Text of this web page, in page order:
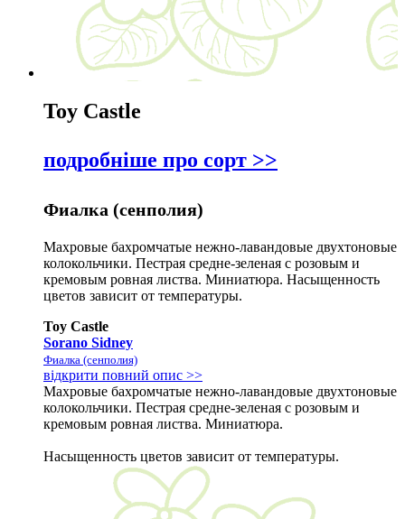
Toy Castle
подробніше про сорт >>
Фиалка (сенполия)
Махровые бахромчатые нежно-лавандовые двухтоновые
колокольчики. Пестрая средне-зеленая с розовым и
кремовым ровная листва. Миниатюра. Насыщенность
цветов зависит от температуры.
Toy Castle
Sorano Sidney
Фиалка (сенполия)
відкрити повний опис >>
Махровые бахромчатые нежно-лавандовые двухтоновые
колокольчики. Пестрая средне-зеленая с розовым и
кремовым ровная листва. Миниатюра.
Насыщенность цветов зависит от температуры.